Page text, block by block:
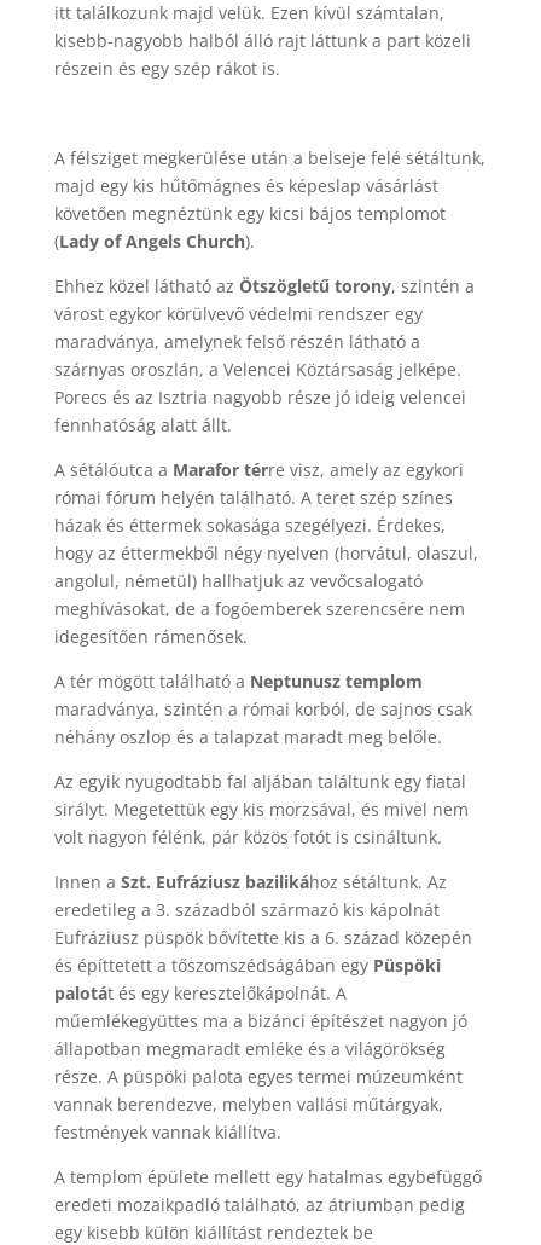
itt találkozunk majd velük. Ezen kívül számtalan,
kisebb-nagyobb halból álló rajt láttunk a part közeli
részein és egy szép rákot is.
A félsziget megkerülése után a belseje felé sétáltunk,
majd egy kis hűtőmágnes és képeslap vásárlást
követően megnéztünk egy kicsi bájos templomot
(Lady of Angels Church).
Ehhez közel látható az Ötszögletű torony, szintén a
várost egykor körülvevő védelmi rendszer egy
maradványa, amelynek felső részén látható a
szárnyas oroszlán, a Velencei Köztársaság jelképe.
Porecs és az Isztria nagyobb része jó ideig velencei
fennhatóság alatt állt.
A sétálóutca a Marafor térre visz, amely az egykori
római fórum helyén található. A teret szép színes
házak és éttermek sokasága szegélyezi. Érdekes,
hogy az éttermekből négy nyelven (horvátul, olaszul,
angolul, németül) hallhatjuk az vevőcsalogató
meghívásokat, de a fogóemberek szerencsére nem
idegesítően rámenősek.
A tér mögött található a Neptunusz templom
maradványa, szintén a római korból, de sajnos csak
néhány oszlop és a talapzat maradt meg belőle.
Az egyik nyugodtabb fal aljában találtunk egy fiatal
sirályt. Megetettük egy kis morzsával, és mivel nem
volt nagyon félénk, pár közös fotót is csináltunk.
Innen a Szt. Eufráziusz bazilikához sétáltunk. Az
eredetileg a 3. századból származó kis kápolnát
Eufráziusz püspök bővítette kis a 6. század közepén
és építtetett a tőszomszédságában egy Püspöki
palotát és egy keresztelőkápolnát. A
műemlékegyüttes ma a bizánci építészet nagyon jó
állapotban megmaradt emléke és a világörökség
része. A püspöki palota egyes termei múzeumként
vannak berendezve, melyben vallási műtárgyak,
festmények vannak kiállítva.
A templom épülete mellett egy hatalmas egybefüggő
eredeti mozaikpadló található, az átriumban pedig
egy kisebb külön kiállítást rendeztek be